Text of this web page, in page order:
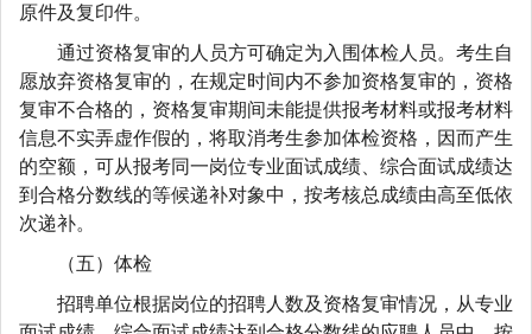
原件及复印件。
通过资格复审的人员方可确定为入围体检人员。考生自
愿放弃资格复审的，在规定时间内不参加资格复审的，资格
复审不合格的，资格复审期间未能提供报考材料或报考材料
信息不实弄虚作假的，将取消考生参加体检资格，因而产生
的空额，可从报考同一岗位专业面试成绩、综合面试成绩达
到合格分数线的等候递补对象中，按考核总成绩由高至低依
次递补。
（五）体检
招聘单位根据岗位的招聘人数及资格复审情况，从专业